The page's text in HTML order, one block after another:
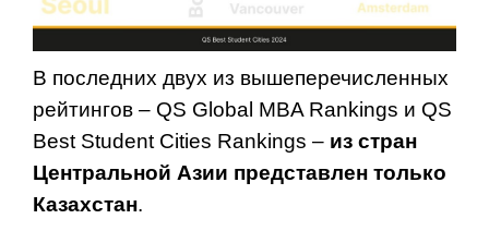
В последних двух из вышеперечисленных
рейтингов – QS Global MBA Rankings и QS
Best Student Cities Rankings – из стран
Центральной Азии представлен только
Казахстан.